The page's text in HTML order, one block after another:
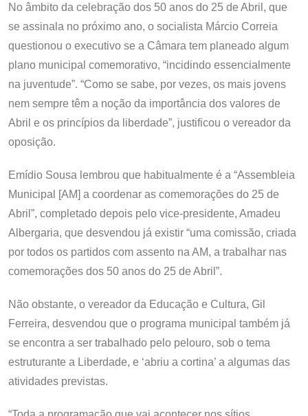
No âmbito da celebração dos 50 anos do 25 de Abril, que
se assinala no próximo ano, o socialista Márcio Correia
questionou o executivo se a Câmara tem planeado algum
plano municipal comemorativo, “incidindo essencialmente
na juventude”. “Como se sabe, por vezes, os mais jovens
nem sempre têm a noção da importância dos valores de
Abril e os princípios da liberdade”, justificou o vereador da
oposição.
Emídio Sousa lembrou que habitualmente é a “Assembleia
Municipal [AM] a coordenar as comemorações do 25 de
Abril”, completado depois pelo vice-presidente, Amadeu
Albergaria, que desvendou já existir “uma comissão, criada
por todos os partidos com assento na AM, a trabalhar nas
comemorações dos 50 anos do 25 de Abril”.
Não obstante, o vereador da Educação e Cultura, Gil
Ferreira, desvendou que o programa municipal também já
se encontra a ser trabalhado pelo pelouro, sob o tema
estruturante a Liberdade, e ‘abriu a cortina’ a algumas das
atividades previstas.